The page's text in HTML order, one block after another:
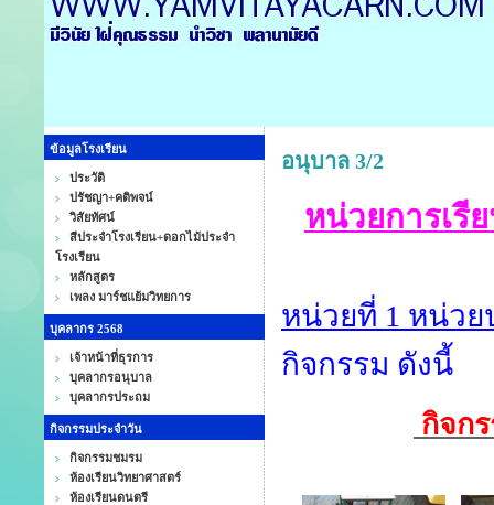
ข้อมูลโรงเรียน
ประวัติ
ปรัชญา+คติพจน์
วิสัยทัศน์
สีประจำโรงเรียน+ดอกไม้ประจำ
โรงเรียน
หลักสูตร
เพลง มาร์ชแย้มวิทยการ
บุคลากร 2568
เจ้าหน้าที่ธุรการ
บุคลากรอนุบาล
บุคลากรประถม
กิจกรรมประจำวัน
กิจกรรมชมรม
ห้องเรียนวิทยาศาสตร์
ห้องเรียนดนตรี
อนุบาล 3/2
หน่วยการเรี
หน่วยที่ 1 หน่ว
กิจกรรม ดังนี้
กิจก